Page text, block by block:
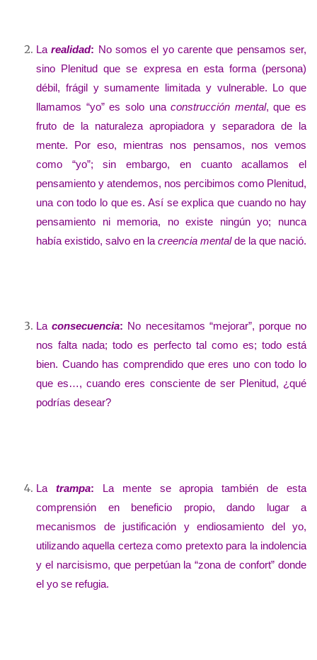
Larealidad: No somos el yo carente que pensamos ser,
sino Plenitud que se expresa en esta forma (persona)
débil, frágil y sumamente limitada y vulnerable. Lo que
llamamos “yo” es solo unaconstrucción mental, que es
fruto de la naturaleza apropiadora y separadora de la
mente. Por eso, mientras nos pensamos, nos vemos
como “yo”; sin embargo, en cuanto acallamos el
pensamiento y atendemos, nos percibimos como Plenitud,
una con todo lo que es. Así se explica que cuando no hay
pensamiento ni memoria, no existe ningún yo; nunca
había existido, salvo en la creencia mentalde la que nació.
Laconsecuencia: No necesitamos “mejorar”, porque no
nos falta nada; todo es perfecto tal como es; todo está
bien. Cuando has comprendido que eres uno con todo lo
que es…, cuando eres consciente de ser Plenitud, ¿qué
podrías desear?
La trampa: La mente se apropia también de esta
comprensión en beneficio propio, dando lugar a
mecanismos de justificación y endiosamiento del yo,
utilizando aquella certeza como pretexto para la indolencia
y el narcisismo, que perpetúan la “zona de confort” donde
el yo se refugia.